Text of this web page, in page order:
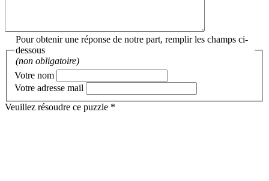
Pour obtenir une réponse de notre part, remplir les champs ci-
dessous
(non obligatoire)
Votre nom
Votre adresse mail
Veuillez résoudre ce puzzle *